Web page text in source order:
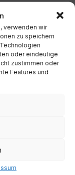
verwenden wir
zu speichern
oder eindeutige
zustimmen oder
Features und